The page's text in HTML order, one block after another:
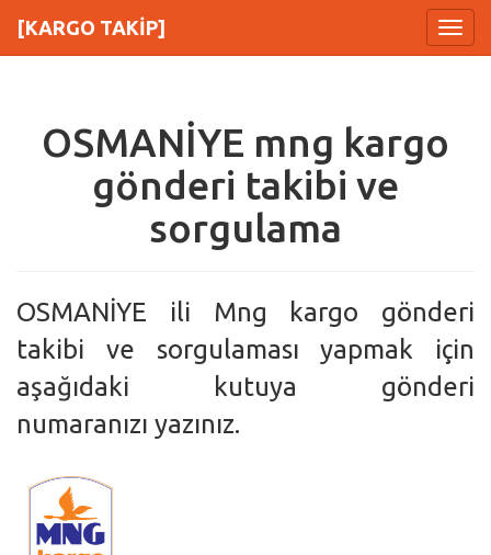
Menu
[KARGO TAKİP]
OSMANİYE mng kargo
gönderi takibi ve
sorgulama
OSMANİYE ili Mng kargo gönderi
takibi ve sorgulaması yapmak için
aşağıdaki kutuya gönderi
numaranızı yazınız.